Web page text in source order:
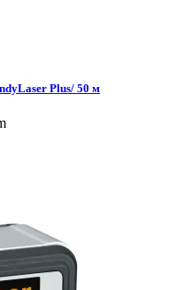
Plus/ 50 м